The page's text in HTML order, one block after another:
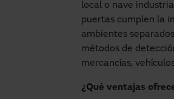
local o nave
puertas cumplen la
ambientes
métodos de
mercancías,
¿Qué ventajas